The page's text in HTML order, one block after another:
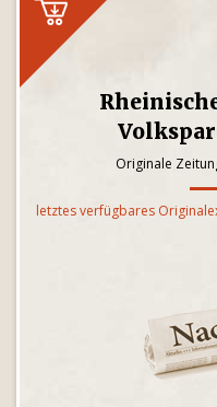
Originale
letztes verfügbares